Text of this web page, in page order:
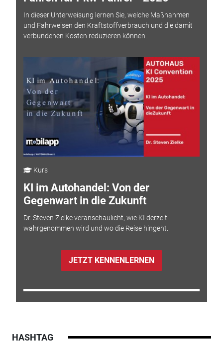
In dieser Unterweisung lernen Sie, welche Maßnahmen
und Fahrweisen den Kraftstoffverbrauch und die damit
verbundenen Kosten reduzieren können.
Kurs
KI im Autohandel: Von der
Gegenwart in die Zukunft
Dr. Steven Zielke veranschaulicht, wie KI derzeit
wahrgenommen wird und wo die Reise hingeht.
JETZT KENNENLERNEN
HASHTAG